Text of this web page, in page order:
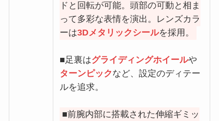
ドと回転が可能。頭部の可動と相ま
って多彩な表情を演出。レンズカラ
ーは3Dメタリックシールを採用。
■足裏はグライディングホイールや
ターンピックなど、設定のディテー
ルを追求。
■前腕内部に搭載された伸縮ギミッ